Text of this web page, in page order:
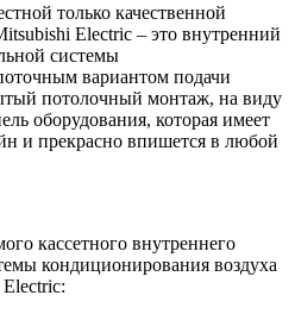
только качественной
Electric – это внутренний
системы
вариантом подачи
потолочный монтаж, на виду
оборудования, которая имеет
и прекрасно впишется в любой
кассетного внутреннего
кондиционирования воздуха